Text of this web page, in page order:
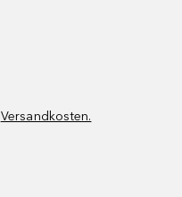
Versandkosten.